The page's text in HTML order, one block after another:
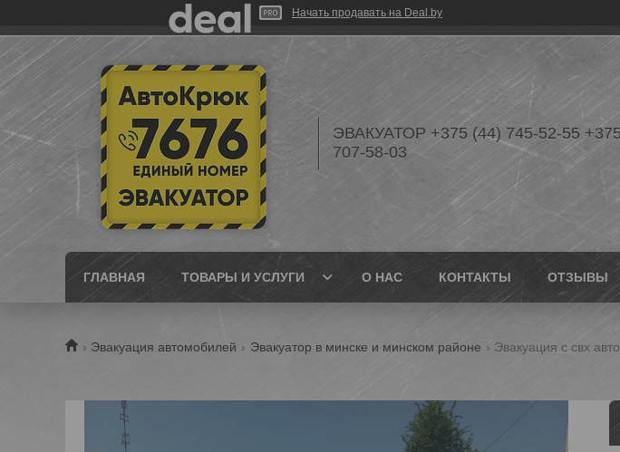
Начать продавать на Deal.by
ЭВАКУАТОР +375 (44) 745-52-55
707-58-03
ГЛАВНАЯ ТОВАРЫ И УСЛУГИ О НАС КОНТАКТЫ ОТЗЫВЫ
Эвакуация автомобилей Эвакуатор в минске и минском районе Эвакуация с свх